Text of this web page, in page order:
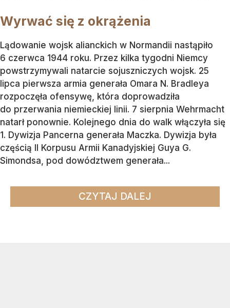
Wyrwać się z okrążenia
Lądowanie wojsk alianckich w Normandii nastąpiło
6 czerwca 1944 roku. Przez kilka tygodni Niemcy
powstrzymywali natarcie sojuszniczych wojsk. 25
lipca pierwsza armia generała Omara N. Bradleya
rozpoczęła ofensywę, która doprowadziła
do przerwania niemieckiej linii. 7 sierpnia Wehrmacht
natarł ponownie. Kolejnego dnia do walk włączyła się
1. Dywizja Pancerna generała Maczka. Dywizja była
częścią II Korpusu Armii Kanadyjskiej Guya G.
Simondsa, pod dowództwem generała...
CZYTAJ DALEJ